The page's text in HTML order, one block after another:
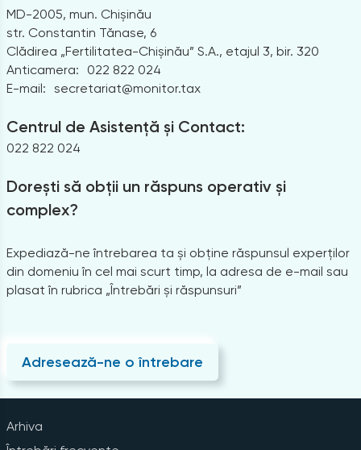
MD-2005, mun. Chișinău
str. Constantin Tănase, 6
Clădirea „Fertilitatea-Chișinău” S.A., etajul 3, bir. 320
Anticamera:
022 822 024
E-mail: secretariat@monitor.tax
Centrul de Asistență și Contact:
022 822 024
Dorești să obții un răspuns operativ și
complex?
Expediază-ne întrebarea ta și obține răspunsul experților
din domeniu în cel mai scurt timp, la adresa de e-mail sau
plasat în rubrica „Întrebări și răspunsuri”
Adresează-ne o întrebare
Arhiva